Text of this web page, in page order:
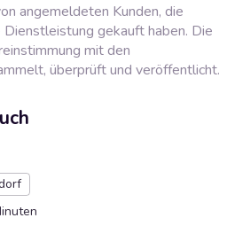
angemeldeten Kunden, die
gekauft haben. Die
mit den
überprüft und veröffentlicht.